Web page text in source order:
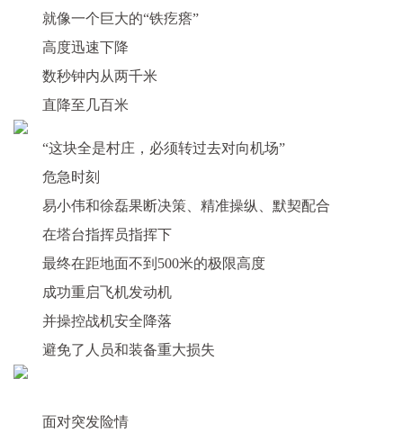
就像一个巨大的“铁疙瘩”
高度迅速下降
数秒钟内从两千米
直降至几百米
“这块全是村庄，必须转过去对向机场”
危急时刻
易小伟和徐磊果断决策、精准操纵、默契配合
在塔台指挥员指挥下
最终在距地面不到500米的极限高度
成功重启飞机发动机
并操控战机安全降落
避免了人员和装备重大损失
面对突发险情